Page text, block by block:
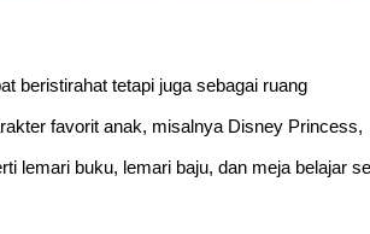
beristirahat tetapi juga sebagai ruang
favorit anak, misalnya Disney Princess,
lemari buku, lemari baju, dan meja belajar